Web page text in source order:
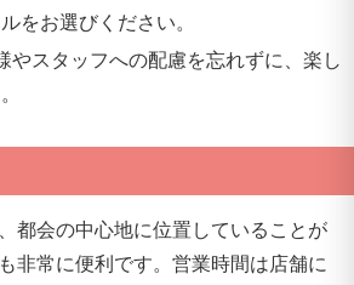
をお選びください。
やスタッフへの配慮を忘れずに、楽し
都会の中心地に位置していることが
非常に便利です。営業時間は店舗に